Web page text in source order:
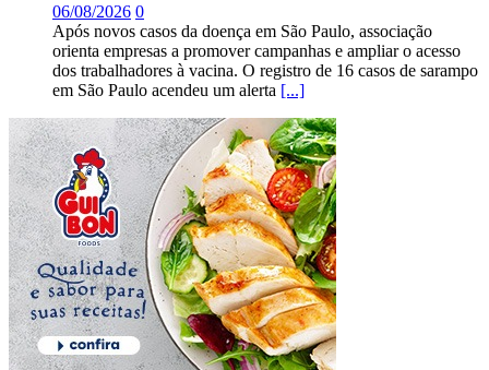
06/08/2026 0
Após novos casos da doença em São Paulo, associação
orienta empresas a promover campanhas e ampliar o acesso
dos trabalhadores à vacina. O registro de 16 casos de sarampo
em São Paulo acendeu um alerta [...]